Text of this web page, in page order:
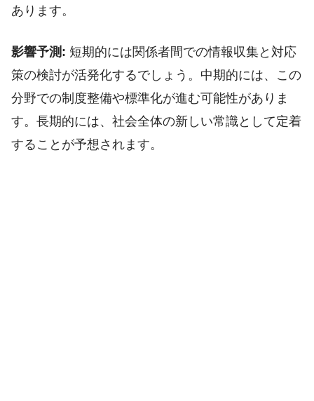
あります。
影響予測: 短期的には関係者間での情報収集と対応
策の検討が活発化するでしょう。中期的には、この
分野での制度整備や標準化が進む可能性がありま
す。長期的には、社会全体の新しい常識として定着
することが予想されます。